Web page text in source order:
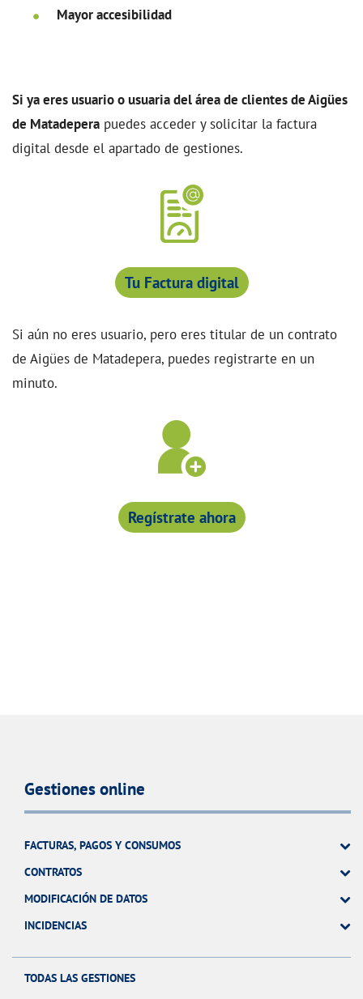
Mayor accesibilidad
Si ya eres usuario o usuaria del área de clientes de Aigües
de Matadepera puedes acceder y solicitar la factura
digital desde el apartado de gestiones.
Tu Factura digital
Si aún no eres usuario, pero eres titular de un contrato
de Aigües de Matadepera, puedes registrarte en un
minuto.
Regístrate ahora
Gestiones online
FACTURAS, PAGOS Y CONSUMOS
CONTRATOS
MODIFICACIÓN DE DATOS
INCIDENCIAS
TODAS LAS GESTIONES